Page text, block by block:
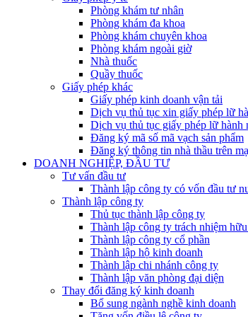
Phòng khám tư nhân
Phòng khám đa khoa
Phòng khám chuyên khoa
Phòng khám ngoài giờ
Nhà thuốc
Quầy thuốc
Giấy phép khác
Giấy phép kinh doanh vận tải
Dịch vụ thủ tục xin giấy phép lữ
Dịch vụ thủ tục giấy phép lữ hành
Đăng ký mã số mã vạch sản phẩm
Đăng ký thông tin nhà thầu trên
DOANH NGHIỆP, ĐẦU TƯ
Tư vấn đầu tư
Thành lập công ty có vốn đầu tư
Thành lập công ty
Thủ tục thành lập công ty
Thành lập công ty trách nhiệm
Thành lập công ty cổ phần
Thành lập hộ kinh doanh
Thành lập chi nhánh công ty
Thành lập văn phòng đại diện
Thay đổi đăng ký kinh doanh
Bổ sung ngành nghề kinh doanh